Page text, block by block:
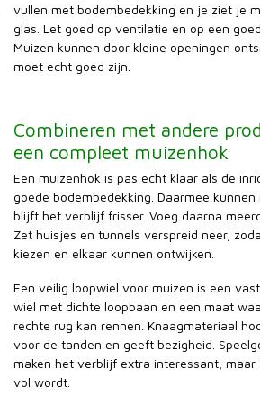
vullen met bodembedekking en je ziet je
glas. Let goed op ventilatie en op een
Muizen kunnen door kleine openingen
moet echt goed zijn.
Combineren met andere
een compleet muizenhok
Een muizenhok is pas echt klaar als de
goede bodembedekking. Daarmee
blijft het verblijf frisser. Voeg daarna
Zet huisjes en tunnels verspreid neer,
kiezen en elkaar kunnen ontwijken.
Een veilig loopwiel voor muizen is een
wiel met dichte loopbaan en een maat
rechte rug kan rennen. Knaagmateriaal
voor de tanden en geeft bezigheid.
maken het verblijf extra interessant,
vol wordt.